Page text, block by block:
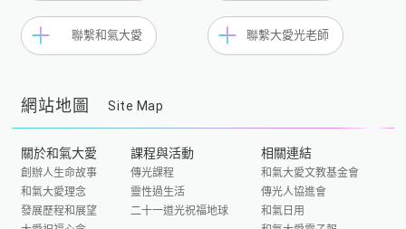
聯繫和氣大愛 聯繫大愛光老師
網站地圖 Site Map
關於和氣大愛
創辦人生命故事
和氣大愛理念
發展歷程和展望
課程與活動
傳光課程
靈性過生活
二十一道光祝福地球
相關連結
和氣大愛文教基金會
傳光人協進會
和氣日用